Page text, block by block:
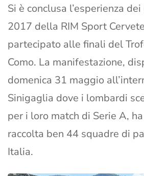
Si è conclusa l’esperienza
2017 della RIM Sport
partecipato alle finali del
Como. La manifestazione,
domenica 31 maggio
Sinigaglia dove i lombardi
per i loro match di Serie A,
raccolta ben 44 squadre di
Italia.